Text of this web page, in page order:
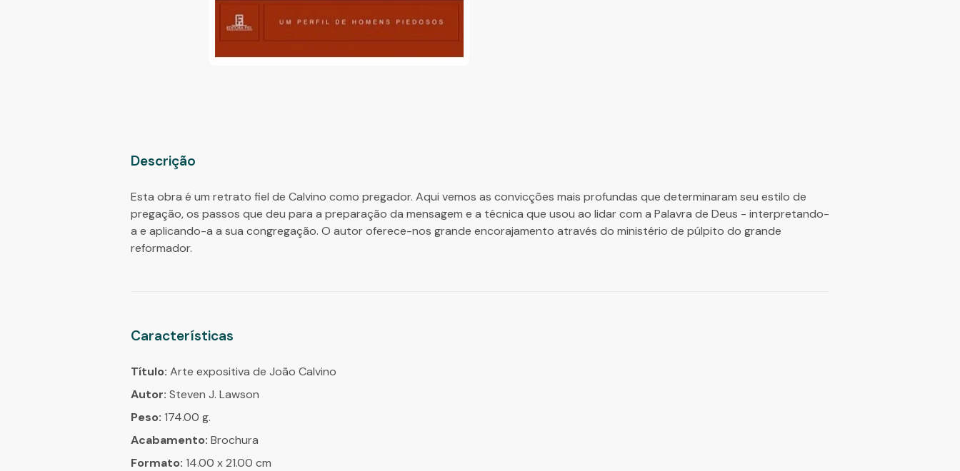
Descrição
Esta obra é um retrato fiel de Calvino como pregador. Aqui vemos as convicções mais profundas que determinaram seu estilo de
pregação, os passos que deu para a preparação da mensagem e a técnica que usou ao lidar com a Palavra de Deus - interpretando-
a e aplicando-a a sua congregação. O autor oferece-nos grande encorajamento através do ministério de púlpito do grande
reformador.
Características
Título: Arte expositiva de João Calvino
Autor: Steven J. Lawson
Peso: 174.00 g.
Acabamento: Brochura
Formato: 14.00 x 21.00 cm